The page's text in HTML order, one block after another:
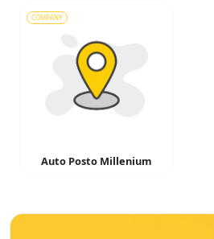
COMPANY
Auto Posto Millenium